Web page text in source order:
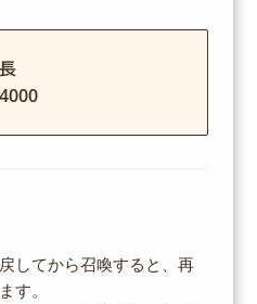
してから召喚すると、再
す。